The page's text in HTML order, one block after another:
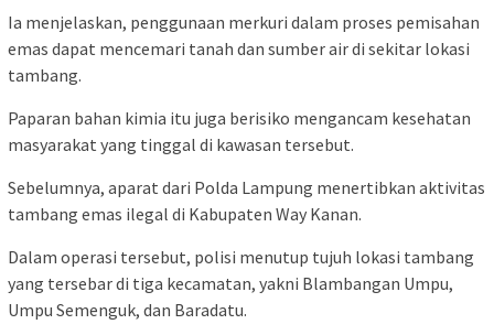
Ia menjelaskan, penggunaan merkuri dalam proses pemisahan
emas dapat mencemari tanah dan sumber air di sekitar lokasi
tambang.
Paparan bahan kimia itu juga berisiko mengancam kesehatan
masyarakat yang tinggal di kawasan tersebut.
Sebelumnya, aparat dari Polda Lampung menertibkan aktivitas
tambang emas ilegal di Kabupaten Way Kanan.
Dalam operasi tersebut, polisi menutup tujuh lokasi tambang
yang tersebar di tiga kecamatan, yakni Blambangan Umpu,
Umpu Semenguk, dan Baradatu.